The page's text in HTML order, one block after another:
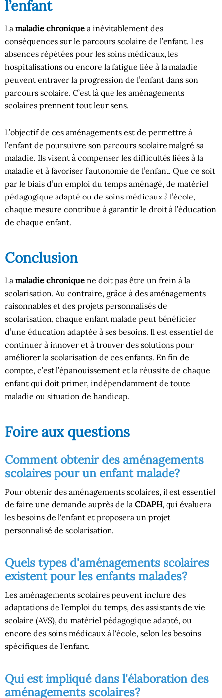
l’enfant
La maladie chronique a inévitablement des
conséquences sur le parcours scolaire de l’enfant. Les
absences répétées pour les soins médicaux, les
hospitalisations ou encore la fatigue liée à la maladie
peuvent entraver la progression de l’enfant dans son
parcours scolaire. C’est là que les aménagements
scolaires prennent tout leur sens.
L’objectif de ces aménagements est de permettre à
l’enfant de poursuivre son parcours scolaire malgré sa
maladie. Ils visent à compenser les difficultés liées à la
maladie et à favoriser l’autonomie de l’enfant. Que ce soit
par le biais d’un emploi du temps aménagé, de matériel
pédagogique adapté ou de soins médicaux à l’école,
chaque mesure contribue à garantir le droit à l’éducation
de chaque enfant.
Conclusion
La maladie chronique ne doit pas être un frein à la
scolarisation. Au contraire, grâce à des aménagements
raisonnables et des projets personnalisés de
scolarisation, chaque enfant malade peut bénéficier
d’une éducation adaptée à ses besoins. Il est essentiel de
continuer à innover et à trouver des solutions pour
améliorer la scolarisation de ces enfants. En fin de
compte, c’est l’épanouissement et la réussite de chaque
enfant qui doit primer, indépendamment de toute
maladie ou situation de handicap.
Foire aux questions
Comment obtenir des aménagements
scolaires pour un enfant malade?
Pour obtenir des aménagements scolaires, il est essentiel
de faire une demande auprès de la CDAPH, qui évaluera
les besoins de l'enfant et proposera un projet
personnalisé de scolarisation.
Quels types d'aménagements scolaires
existent pour les enfants malades?
Les aménagements scolaires peuvent inclure des
adaptations de l'emploi du temps, des assistants de vie
scolaire (AVS), du matériel pédagogique adapté, ou
encore des soins médicaux à l'école, selon les besoins
spécifiques de l'enfant.
Qui est impliqué dans l'élaboration des
aménagements scolaires?